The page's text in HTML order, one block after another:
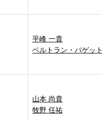
平峰 一貴
ベルトラン・バゲット
山本 尚貴
牧野 任祐